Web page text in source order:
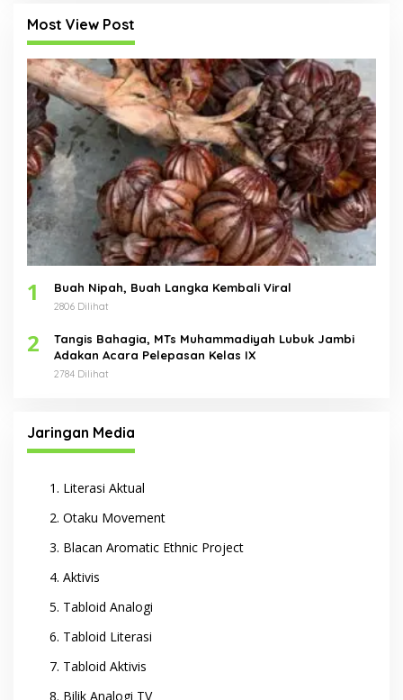
Most View Post
1 Buah Nipah, Buah Langka Kembali Viral
2806 Dilihat
2
Tangis Bahagia, MTs Muhammadiyah Lubuk Jambi
Adakan Acara Pelepasan Kelas IX
2784 Dilihat
Jaringan Media
Literasi Aktual
Otaku Movement
Blacan Aromatic Ethnic Project
Aktivis
Tabloid Analogi
Tabloid Literasi
Tabloid Aktivis
Bilik Analogi TV